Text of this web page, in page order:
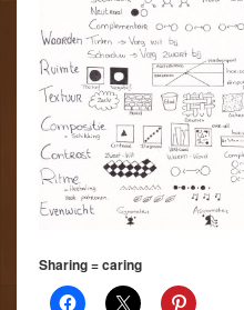
Sharing = caring